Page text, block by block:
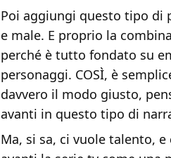
Poi aggiungi questo tipo di
e male. E proprio la
perché è tutto fondato su
personaggi. COSÌ, è
davvero il modo giusto,
avanti in questo tipo di
Ma, si sa, ci vuole talento,